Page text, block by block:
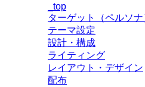
_top
ターゲット（ペルソ
テーマ設定
設計・構成
ライティング
レイアウト・デザイン
配布